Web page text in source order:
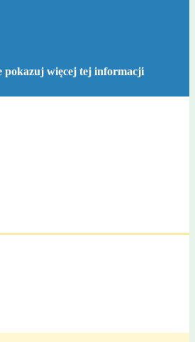
pokazuj więcej tej informacji